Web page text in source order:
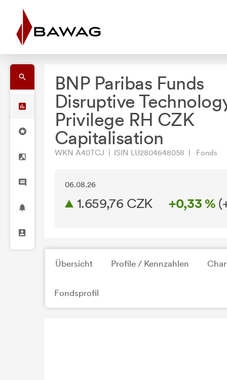
BNP Paribas Funds
Disruptive
Privilege RH CZK
Capitalisation
WKN A40TCJ | ISIN LU2804648058 | Fonds
06.08.26
1.659,76 CZK +0,33 % (
Übersicht Profile / Kennzahlen
Fondsprofil